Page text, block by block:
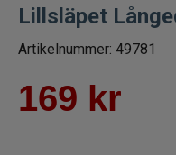
Wobbler
Lillsläpet
Artikelnummer: 49781
169 kr